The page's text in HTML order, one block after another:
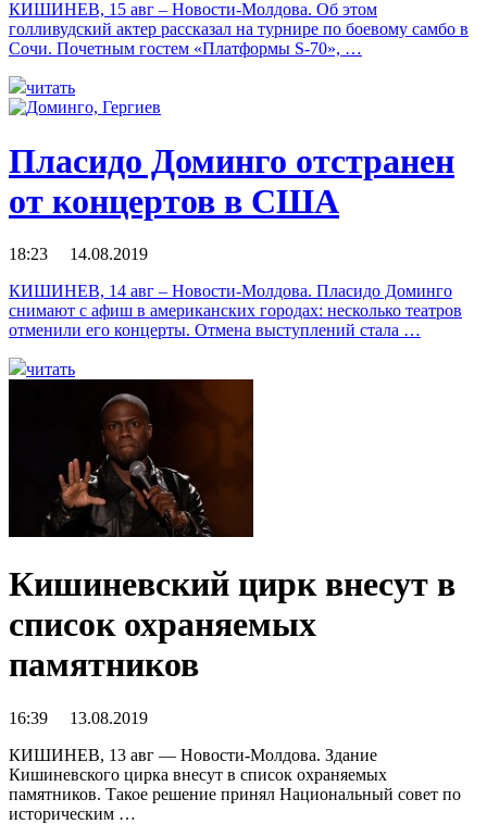
КИШИНЕВ, 15 авг – Новости-Молдова. Об этом
голливудский актер рассказал на турнире по боевому самбо в
Сочи. Почетным гостем «Платформы S-70», …
читать
Пласидо Доминго отстранен
от концертов в США
18:23 14.08.2019
КИШИНЕВ, 14 авг – Новости-Молдова. Пласидо Доминго
снимают с афиш в американских городах: несколько театров
отменили его концерты. Отмена выступлений стала …
читать
Кишиневский цирк внесут в
список охраняемых
памятников
16:39 13.08.2019
КИШИНЕВ, 13 авг — Новости-Молдова. Здание
Кишиневского цирка внесут в список охраняемых
памятников. Такое решение принял Национальный совет по
историческим …